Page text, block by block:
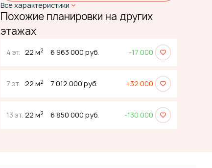
Все характеристики
Похожие планировки на других
этажах
4 эт. 22 м2 6 963 000 руб. -17 000
7 эт. 22 м2 7 012 000 руб. +32 000
13 эт. 22 м2 6 850 000 руб. -130 000